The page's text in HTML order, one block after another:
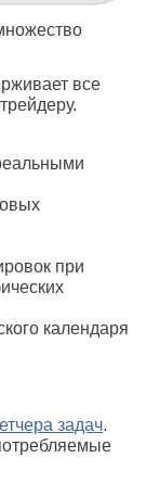
все
при
календаря
задач.